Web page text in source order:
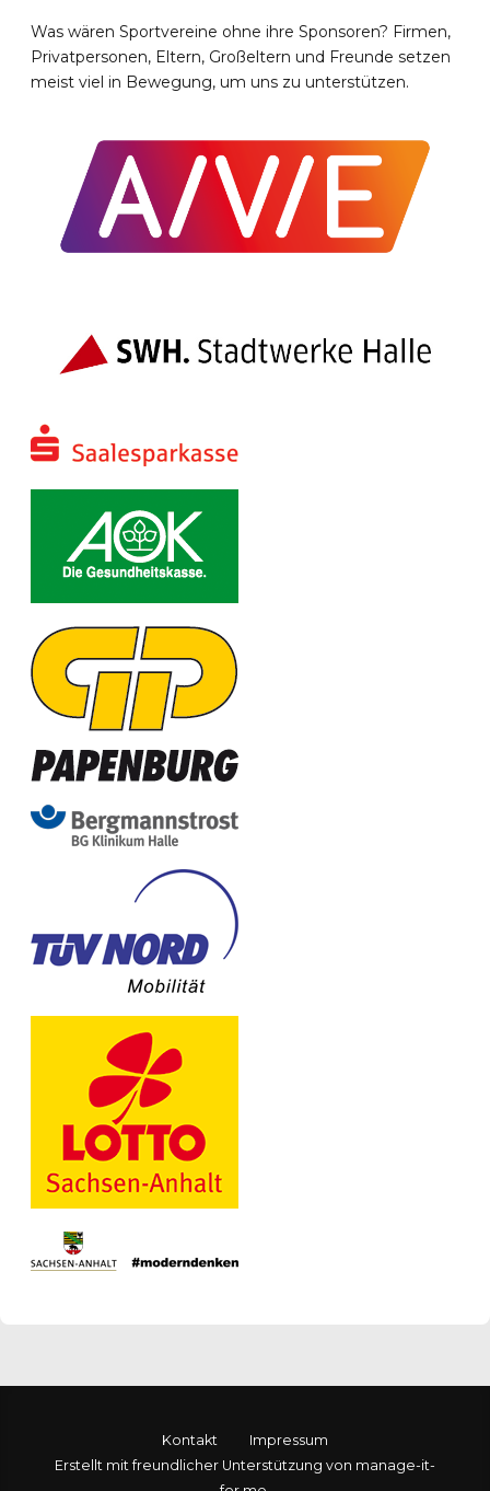
Was wären Sportvereine ohne ihre Sponsoren? Firmen,
Privatpersonen, Eltern, Großeltern und Freunde setzen
meist viel in Bewegung, um uns zu unterstützen.
Kontakt
Impressum
Erstellt mit freundlicher Unterstützung von manage-it-